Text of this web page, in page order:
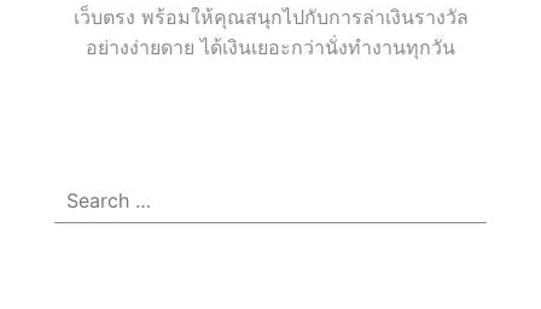
กับ
ใน
เว็บตรง พร้อมให้คุณสนุกไปกับการล่าเงินรางวัล
อย่างง่ายดาย ได้เงินเยอะกว่านั่งทำงานทุกวัน
Search
for: